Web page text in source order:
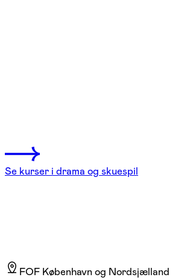
Se kurser i drama og skuespil
FOF København og Nordsjælland